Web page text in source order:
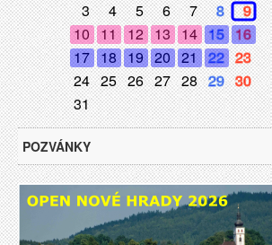
3
4 5 6 7 8
9
10 11 12 13 14 15 16
17 18 19 20 21 22 23
24 25 26 27 28 29 30
31
POZVÁNKY